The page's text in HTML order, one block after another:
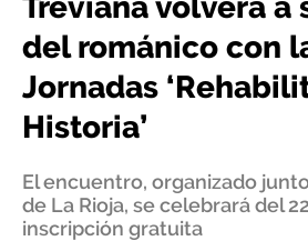
del románico con
Jornadas
Historia’
El encuentro, organizado
de La Rioja, se celebrará del
inscripción gratuita